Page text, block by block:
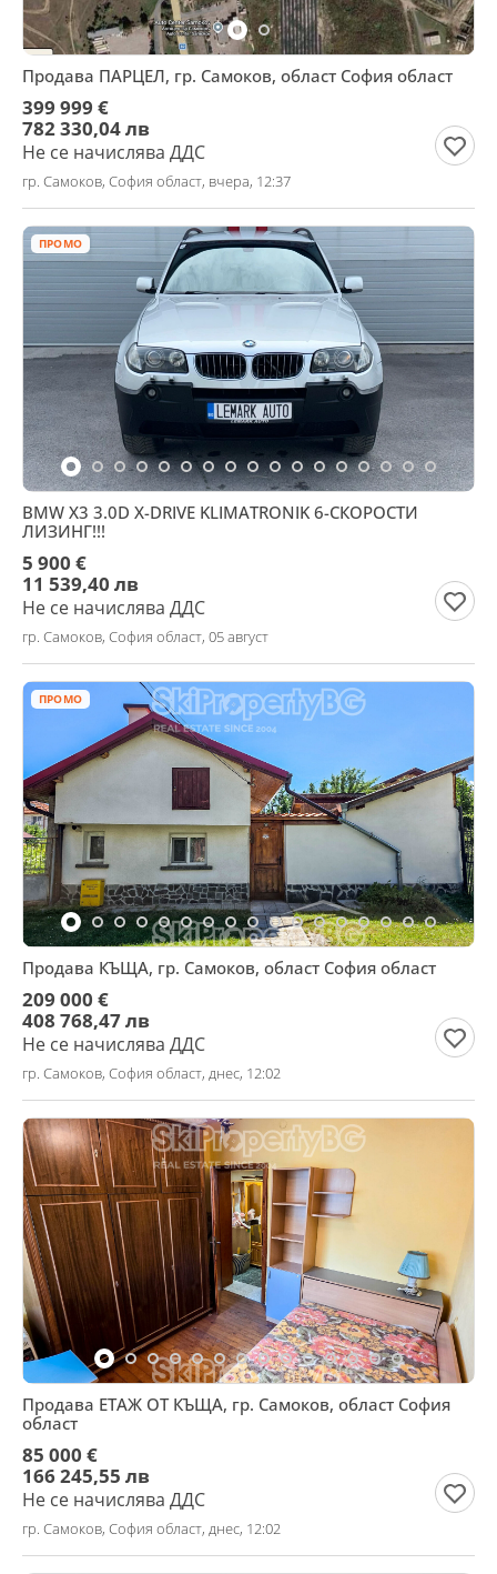
Продава ПАРЦЕЛ, гр. Самоков, област София област
399 999 €
782 330,04 лв
Не се начислява ДДС
гр. Самоков, София област, вчера, 12:37
ПРОМО
BMW X3 3.0D X-DRIVE KLIMATRONIK 6-СКОРОСТИ
ЛИЗИНГ!!!
5 900 €
11 539,40 лв
Не се начислява ДДС
гр. Самоков, София област, 05 август
ПРОМО
Продава КЪЩА, гр. Самоков, област София област
209 000 €
408 768,47 лв
Не се начислява ДДС
гр. Самоков, София област, днес, 12:02
Продава ЕТАЖ ОТ КЪЩА, гр. Самоков, област София
област
85 000 €
166 245,55 лв
Не се начислява ДДС
гр. Самоков, София област, днес, 12:02